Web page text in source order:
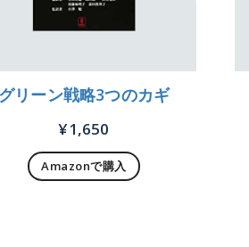
グリーン戦略3つのカギ
¥1,650
Amazonで購入